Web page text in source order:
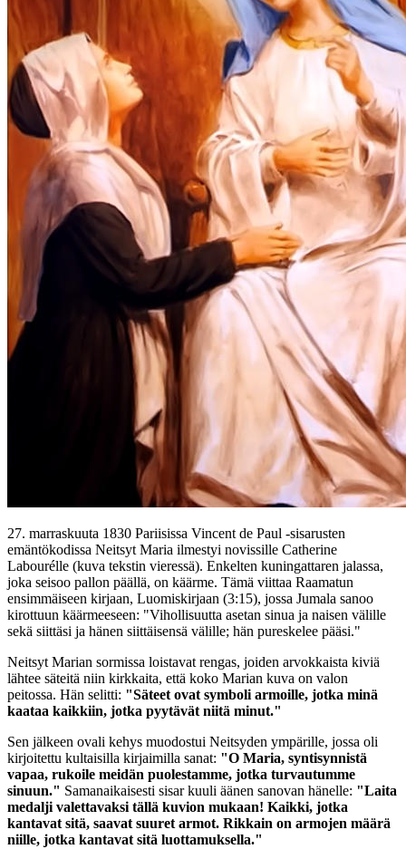
27. marraskuuta 1830 Pariisissa Vincent de Paul -sisarusten
emäntökodissa Neitsyt Maria ilmestyi novissille Catherine
Labourélle (kuva tekstin vieressä). Enkelten kuningattaren jalassa,
joka seisoo pallon päällä, on käärme. Tämä viittaa Raamatun
ensimmäiseen kirjaan, Luomiskirjaan (3:15), jossa Jumala sanoo
kirottuun käärmeeseen: "Vihollisuutta asetan sinua ja naisen välille
sekä siittäsi ja hänen siittäisensä välille; hän pureskelee pääsi."
Neitsyt Marian sormissa loistavat rengas, joiden arvokkaista kiviä
lähtee säteitä niin kirkkaita, että koko Marian kuva on valon
peitossa. Hän selitti: "Säteet ovat symboli armoille, jotka minä
kaataa kaikkiin, jotka pyytävät niitä minut."
Sen jälkeen ovali kehys muodostui Neitsyden ympärille, jossa oli
kirjoitettu kultaisilla kirjaimilla sanat: "O Maria, syntisynnistä
vapaa, rukoile meidän puolestamme, jotka turvautumme
sinuun." Samanaikaisesti sisar kuuli äänen sanovan hänelle: "Laita
medalji valettavaksi tällä kuvion mukaan! Kaikki, jotka
kantavat sitä, saavat suuret armot. Rikkain on armojen määrä
niille, jotka kantavat sitä luottamuksella."